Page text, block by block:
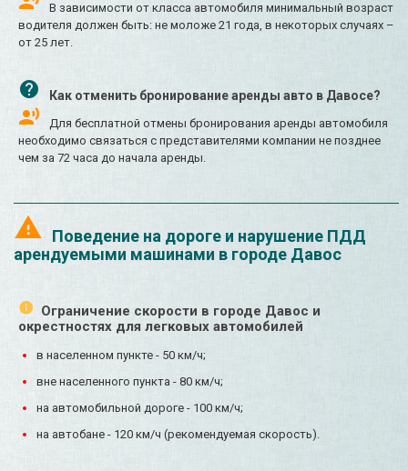
В зависимости от класса автомобиля минимальный возраст
водителя должен быть: не моложе 21 года, в некоторых случаях –
от 25 лет.
Как отменить бронирование аренды авто в Давосе?
Для бесплатной отмены бронирования аренды автомобиля
необходимо связаться с представителями компании не позднее
чем за 72 часа до начала аренды.
Поведение на дороге и нарушение ПДД
арендуемыми машинами в городе Давос
Ограничение скорости в городе Давос и
окрестностях для легковых автомобилей
в населенном пункте - 50 км/ч;
вне населенного пункта - 80 км/ч;
на автомобильной дороге - 100 км/ч;
на автобане - 120 км/ч (рекомендуемая скорость).